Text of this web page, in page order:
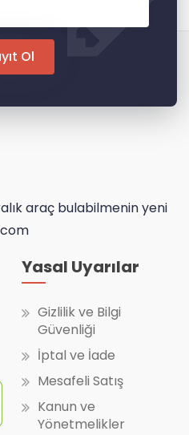
Ol
araç bulabilmenin yeni
Yasal Uyarılar
Gizlilik ve Bilgi
Güvenliği
İptal ve İade
Mesafeli Satış
Kanun ve
Yönetmelikler